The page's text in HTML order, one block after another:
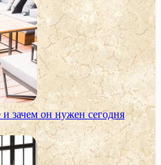
зачем он нужен сегодня